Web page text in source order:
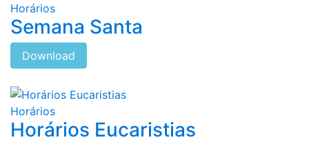
Horários
Semana Santa
Download
Horários
Horários Eucaristias